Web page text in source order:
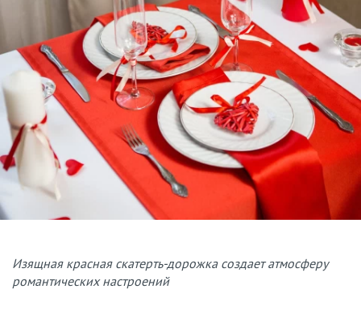
Изящная красная скатерть-дорожка создает атмосферу
романтических настроений